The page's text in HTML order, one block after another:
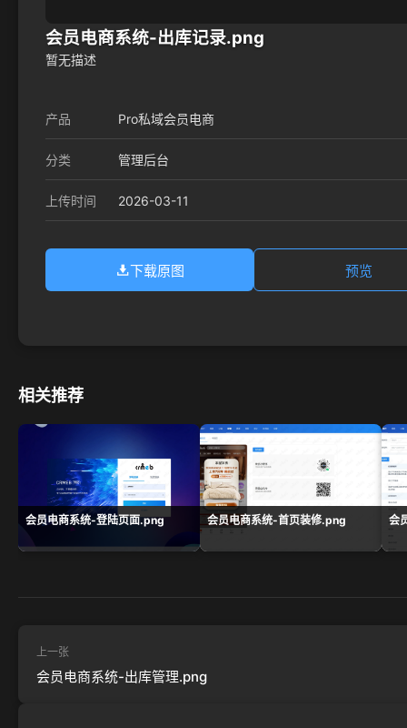
会员电商系统-出库记录.png
暂无描述
产品 Pro私域会员电商
分类 管理后台
上传时间 2026-03-11
下载原图 预览
相关推荐
会员电商系统-登陆页面.png 会员电商系统-首页装修.png 会
上一张
会员电商系统-出库管理.png